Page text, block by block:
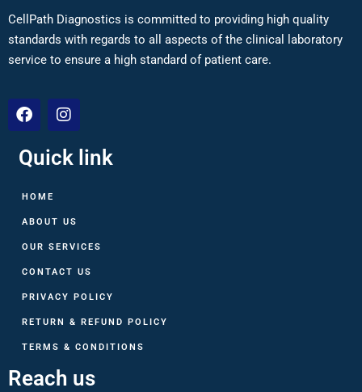
CellPath Diagnostics is committed to providing high quality
standards with regards to all aspects of the clinical laboratory
service to ensure a high standard of patient care.
Quick link
HOME
ABOUT US
OUR SERVICES
CONTACT US
PRIVACY POLICY
RETURN & REFUND POLICY
TERMS & CONDITIONS
Reach us